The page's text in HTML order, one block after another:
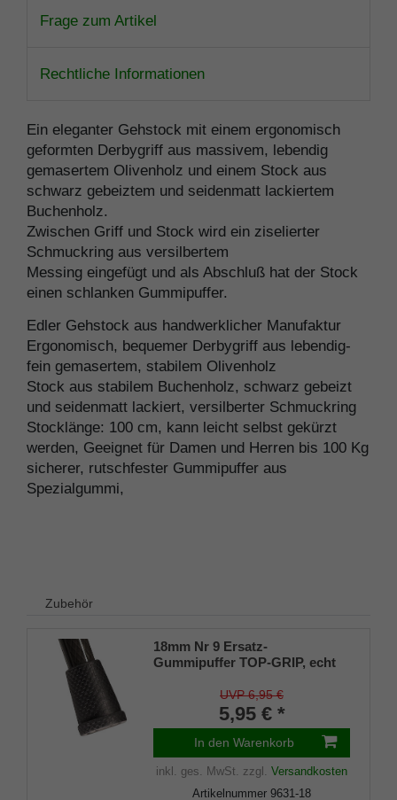
Frage zum Artikel
Rechtliche Informationen
Ein eleganter Gehstock mit einem ergonomisch
geformten Derbygriff aus massivem, lebendig
gemasertem Olivenholz und einem Stock aus
schwarz gebeiztem und seidenmatt lackiertem
Buchenholz.
Zwischen Griff und Stock wird ein ziselierter
Schmuckring aus versilbertem
Messing eingefügt und als Abschluß hat der Stock
einen schlanken Gummipuffer.
Edler Gehstock aus handwerklicher Manufaktur
Ergonomisch, bequemer Derbygriff aus lebendig-
fein gemasertem, stabilem Olivenholz
Stock aus stabilem Buchenholz, schwarz gebeizt
und seidenmatt lackiert, versilberter Schmuckring
Stocklänge: 100 cm, kann leicht selbst gekürzt
werden, Geeignet für Damen und Herren bis 100 Kg
sicherer, rutschfester Gummipuffer aus
Spezialgummi,
Zubehör
18mm Nr 9 Ersatz-
Gummipuffer TOP-GRIP, echt
UVP 6,95 €
5,95 € *
In den Warenkorb
inkl. ges. MwSt. zzgl. Versandkosten
Artikelnummer 9631-18